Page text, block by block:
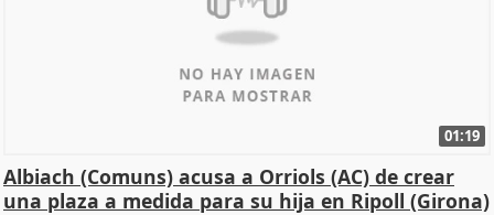
01:19
Albiach (Comuns) acusa a Orriols (AC) de crear
una plaza a medida para su hija en Ripoll (Girona)